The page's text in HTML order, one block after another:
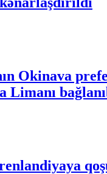
Okinava
Limanı